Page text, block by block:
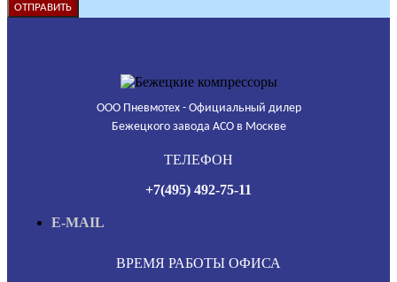
ОТПРАВИТЬ
ООО Пневмотех - Официальный дилер
Бежецкого завода АСО в Москве
ТЕЛЕФОН
+7(495) 492-75-11
E-MAIL
ВРЕМЯ РАБОТЫ ОФИСА